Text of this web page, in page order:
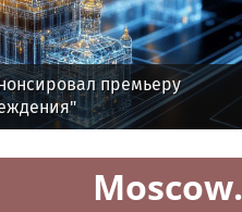
премьеру